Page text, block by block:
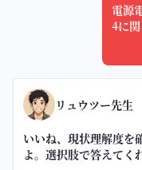
電源
4に関
リュウツー先生
いいね、現状理解度を
よ。選択肢で答えてく